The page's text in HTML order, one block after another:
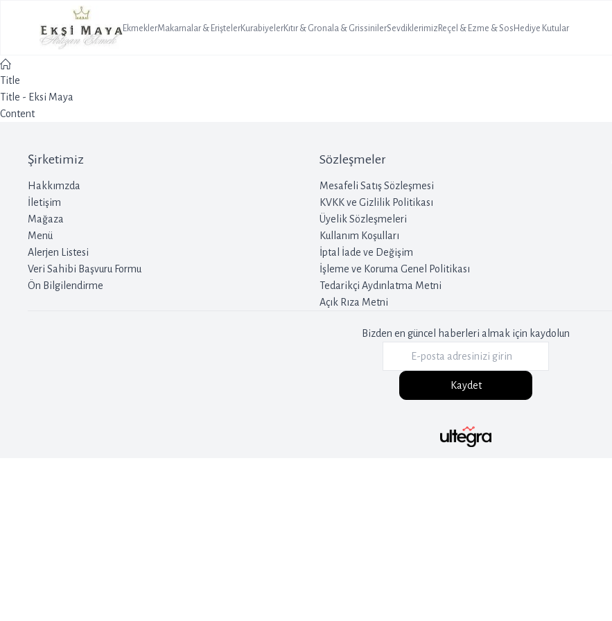
EkmeklerMakarnalar & EriştelerKurabiyelerKıtır & Gronala & GrissinilerSevdiklerimiz Reçel & Ezme & Sos Hediye Kutular
Title
Title - Eksi Maya
Content
Şirketimiz
Hakkımzda
İletişim
Mağaza
Menü
Alerjen Listesi
Veri Sahibi Başvuru Formu
Ön Bilgilendirme
Sözleşmeler
Mesafeli Satış Sözleşmesi
KVKK ve Gizlilik Politikası
Üyelik Sözleşmeleri
Kullanım Koşulları
İptal İade ve Değişim
İşleme ve Koruma Genel Politikası
Tedarikçi Aydınlatma Metni
Açık Rıza Metni
Bizden en güncel haberleri almak için kaydolun
Kaydet